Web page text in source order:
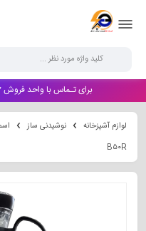
برای تـماس با واحد فروش 09936341267 کلیـــــک کــــنید
لوازم آشپزخانه نوشیدنی ساز
B۵۰R